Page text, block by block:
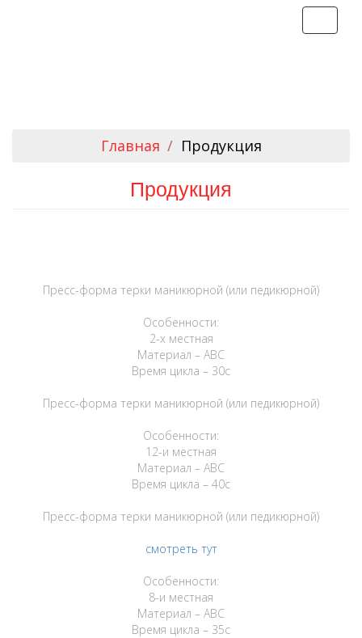
Главная Продукция
Продукция
Пресс-форма терки маникюрной (или педикюрной)
Особенности:
2-х местная
Материал – АВС
Время цикла – 30с
Пресс-форма терки маникюрной (или педикюрной)
Особенности:
12-и местная
Материал – АВС
Время цикла – 40с
Пресс-форма терки маникюрной (или педикюрной)
смотреть тут
Особенности:
8-и местная
Материал – АВС
Время цикла – 35с